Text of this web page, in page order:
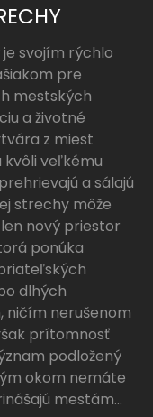
svojím rýchlo
pre
mestských
a životné
z miest
veľkému
a sálajú
strechy môže
nový priestor
ponúka
dlhých
ničím nerušenom
prítomnosť
podložený
okom nemáte
mestám...